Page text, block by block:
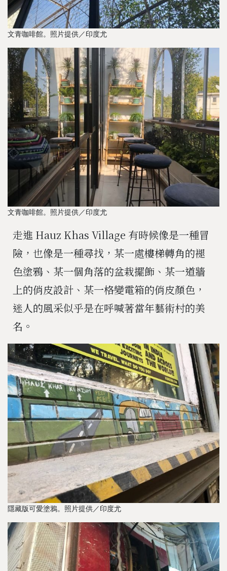
文青咖啡館。照片提供／印度尤
文青咖啡館。照片提供／印度尤
走進 Hauz Khas Village 有時候像是一種冒
險，也像是一種尋找，某一處樓梯轉角的褪
色塗鴉、某一個角落的盆栽擺飾、某一道牆
上的俏皮設計、某一格變電箱的俏皮顏色，
迷人的風采似乎是在呼喊著當年藝術村的美
名。
隱藏版可愛塗鴉。照片提供／印度尤